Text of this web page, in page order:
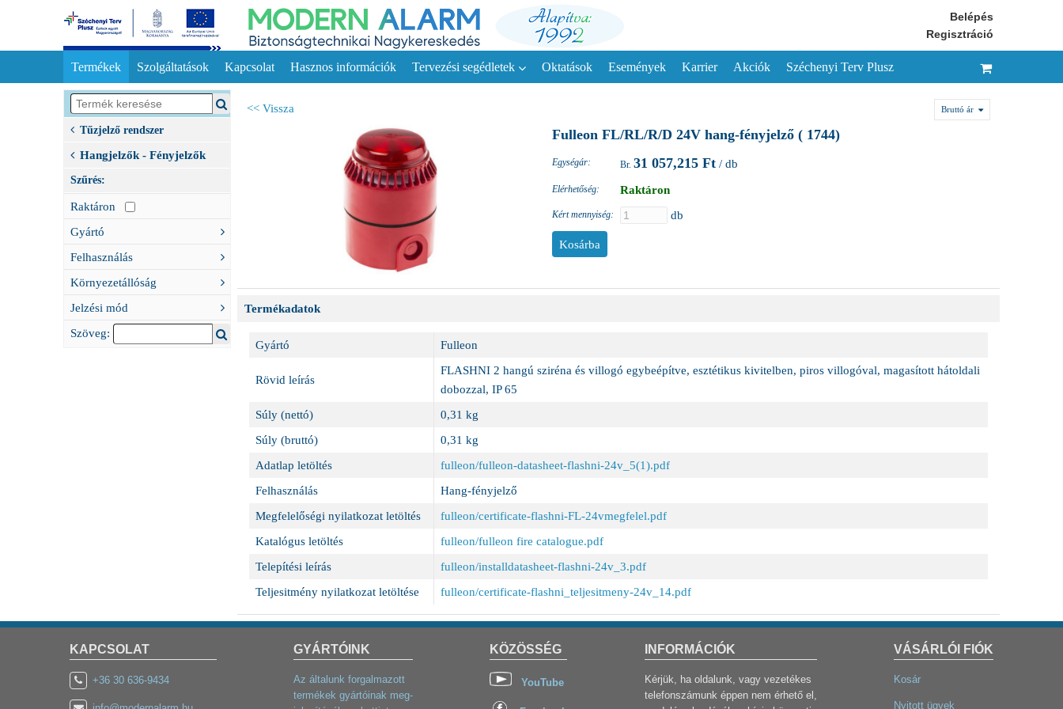
Belépés
Regisztráció
Termékek Szolgáltatások Kapcsolat Hasznos információk Tervezési segédletek Oktatások Események Karrier Akciók Széchenyi Terv Plusz
Tűzjelző rendszer
Hangjelzők - Fényjelzők
Szűrés:
Raktáron
Gyártó
Felhasználás
Környezetállóság
Jelzési mód
Szöveg:
<< Vissza Bruttó ár
Fulleon FL/RL/R/D 24V hang-fényjelző ( 1744)
Egységár: 31 057,215 Ft / db
Elérhetőség: Raktáron
Kért mennyiség: db
Termékadatok
Gyártó Fulleon
Rövid leírás
FLASHNI 2 hangú sziréna és villogó egybeépítve, esztétikus kivitelben, piros villogóval, magasított hátoldali
dobozzal, IP 65
Súly (nettó)
0,31 kg
Súly (bruttó)
0,31 kg
Adatlap letöltés
fulleon/fulleon-datasheet-flashni-24v_5(1).pdf
Felhasználás
Hang-fényjelző
Megfelelőségi nyilatkozat letöltés
fulleon/certificate-flashni-FL-24vmegfelel.pdf
Katalógus letöltés
fulleon/fulleon fire catalogue.pdf
Telepítési leírás
fulleon/installdatasheet-flashni-24v_3.pdf
Teljesitmény nyilatkozat letöltése
fulleon/certificate-flashni_teljesitmeny-24v_14.pdf
KAPCSOLAT
+36 30 636-9434
VÁSÁRLÓI FIÓK
Kosár
Nyitott ügyek
KÖZÖSSÉG
YouTube
INFORMÁCIÓK
Kérjük, ha oldalunk, vagy vezetékes
telefonszámunk éppen nem érhető el,
GYÁRTÓINK
Az általunk forgalmazott
termékek gyártóinak meg-